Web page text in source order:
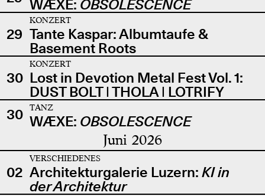
WÆXE: OBSOLESCENCE
29
KONZERT
Tante Kaspar: Albumtaufe &
Basement Roots
30
KONZERT
Lost in Devotion Metal Fest Vol. 1:
DUST BOLT | THOLA | LOTRIFY
30
TANZ
WÆXE: OBSOLESCENCE
Juni 2026
02
VERSCHIEDENES
Architekturgalerie Luzern: KI in
der Architektur